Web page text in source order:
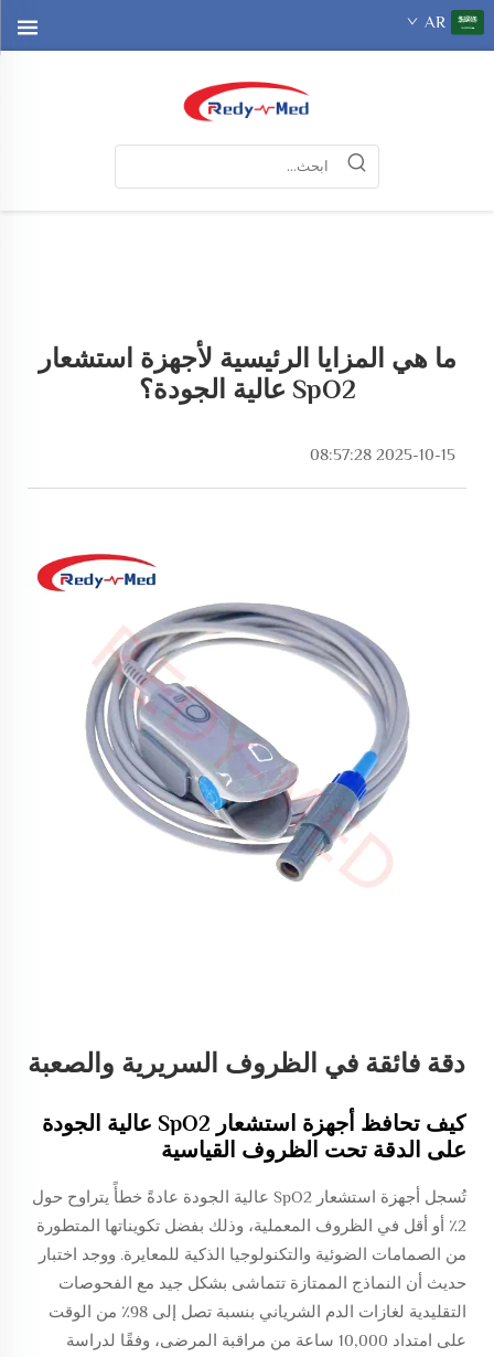
AR
ما هي المزايا الرئيسية لأجهزة استشعار
SpO2 عالية الجودة؟
2025-10-15 08:57:28
دقة فائقة في الظروف السريرية والصعبة
كيف تحافظ أجهزة استشعار SpO2 عالية الجودة
على الدقة تحت الظروف القياسية
تُسجل أجهزة استشعار SpO2 عالية الجودة عادةً خطأً يتراوح حول
2٪ أو أقل في الظروف المعملية، وذلك بفضل تكويناتها المتطورة
من الصمامات الضوئية والتكنولوجيا الذكية للمعايرة. ووجد اختبار
حديث أن النماذج الممتازة تتماشى بشكل جيد مع الفحوصات
التقليدية لغازات الدم الشرياني بنسبة تصل إلى 98٪ من الوقت
على امتداد 10,000 ساعة من مراقبة المرضى، وفقًا لدراسة